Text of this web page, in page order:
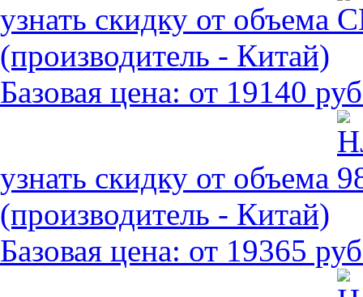
узнать скидку от объема
(производитель - Китай)
Базовая цена: от 19140
узнать скидку от объема
(производитель - Китай)
Базовая цена: от 19365